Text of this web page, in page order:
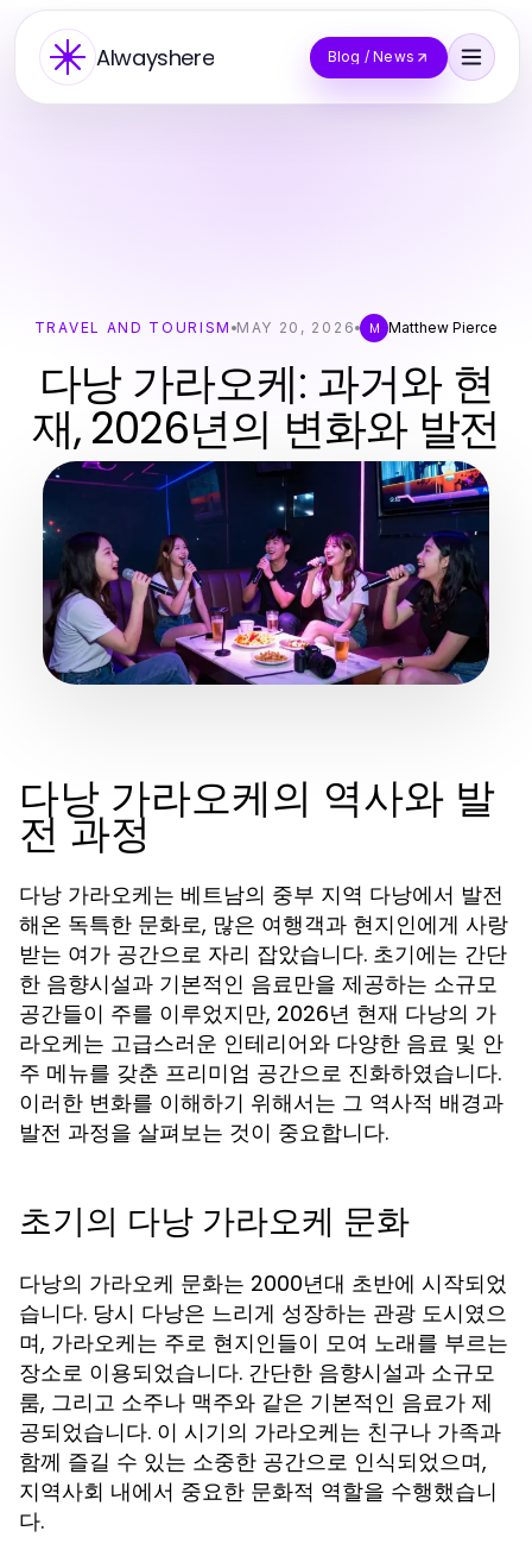
Alwayshere Blog / News
TRAVEL AND TOURISM MAY 20, 2026 M Matthew Pierce
다낭 가라오케: 과거와 현
재, 2026년의 변화와 발전
다낭 가라오케의 역사와 발
전 과정
다낭 가라오케는 베트남의 중부 지역 다낭에서 발전
해온 독특한 문화로, 많은 여행객과 현지인에게 사랑
받는 여가 공간으로 자리 잡았습니다. 초기에는 간단
한 음향시설과 기본적인 음료만을 제공하는 소규모
공간들이 주를 이루었지만, 2026년 현재 다낭의 가
라오케는 고급스러운 인테리어와 다양한 음료 및 안
주 메뉴를 갖춘 프리미엄 공간으로 진화하였습니다.
이러한 변화를 이해하기 위해서는 그 역사적 배경과
발전 과정을 살펴보는 것이 중요합니다.
초기의 다낭 가라오케 문화
다낭의 가라오케 문화는 2000년대 초반에 시작되었
습니다. 당시 다낭은 느리게 성장하는 관광 도시였으
며, 가라오케는 주로 현지인들이 모여 노래를 부르는
장소로 이용되었습니다. 간단한 음향시설과 소규모
룸, 그리고 소주나 맥주와 같은 기본적인 음료가 제
공되었습니다. 이 시기의 가라오케는 친구나 가족과
함께 즐길 수 있는 소중한 공간으로 인식되었으며,
지역사회 내에서 중요한 문화적 역할을 수행했습니
다.